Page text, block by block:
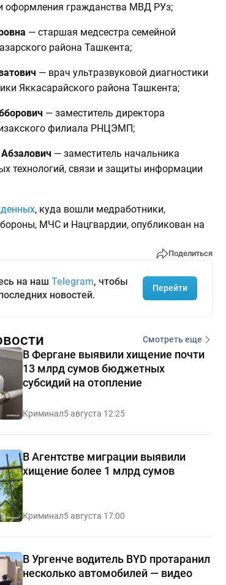
оформления гражданства МВД РУз;
— старшая медсестра семейной
района Ташкента;
— врач ультразвуковой диагностики
Яккасарайского района Ташкента;
— заместитель директора
филиала РНЦЭМП;
— заместитель начальника
технологий, связи и защиты информации
, куда вошли медработники,
МЧС и Нацгвардии, опубликован на
Поделиться
на наш Telegram, чтобы
новостей.
Перейти
Смотреть еще
В Фергане выявили хищение почти
13 млрд сумов бюджетных
субсидий на отопление
Криминал5 августа 12:25
В Агентстве миграции выявили
хищение более 1 млрд сумов
Криминал5 августа 17:00
В Ургенче водитель BYD протаранил
несколько автомобилей — видео